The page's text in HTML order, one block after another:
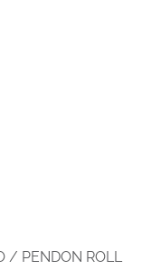
/ PENDON ROLL